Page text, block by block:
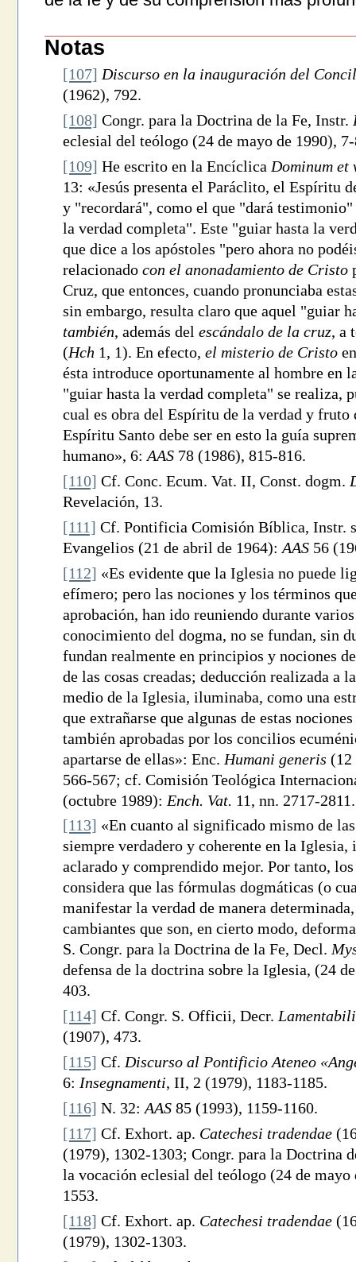
Notas
[107] Discurso en la inauguración del
(1962), 792.
[108] Congr. para la Doctrina de la Fe, Instr.
eclesial del teólogo (24 de mayo de 1990),
[109] He escrito en la Encíclica Dominum et
13: «Jesús presenta el Paráclito, el Espíritu
y "recordará", como el que "dará
la verdad completa". Este "guiar hasta la
que dice a los apóstoles "pero ahora no
relacionado con el anonadamiento de Cristo
Cruz, que entonces, cuando pronunciaba
sin embargo, resulta claro que aquel "guiar
también, además del escándalo de la cruz, a
(Hch 1, 1). En efecto, el misterio de Cristo
ésta introduce oportunamente al hombre en
"guiar hasta la verdad completa" se realiza,
cual es obra del Espíritu de la verdad y fruto
Espíritu Santo debe ser en esto la guía
humano», 6: AAS78 (1986), 815-816.
[110] Cf. Conc. Ecum. Vat. II, Const. dogm.
Revelación, 13.
[111] Cf. Pontificia Comisión Bíblica, Instr.
Evangelios (21 de abril de 1964): AAS56
[112] «Es evidente que la Iglesia no puede
efímero; pero las nociones y los términos
aprobación, han ido reuniendo durante
conocimiento del dogma, no se fundan, sin
fundan realmente en principios y nociones
de las cosas creadas; deducción realizada a
medio de la Iglesia, iluminaba, como una
que extrañarse que algunas de estas
también aprobadas por los concilios
apartarse de ellas»: Enc. Humani generis (12
566-567; cf. Comisión Teológica
(octubre 1989): Ench. Vat. 11, nn. 2717-2811.
[113] «En cuanto al significado mismo de
siempre verdadero y coherente en la
aclarado y comprendido mejor. Por tanto,
considera que las fórmulas dogmáticas (o
manifestar la verdad de manera
cambiantes que son, en cierto modo,
S. Congr. para la Doctrina de la Fe, Decl.
defensa de la doctrina sobre la Iglesia, (24
403.
[114] Cf. Congr. S. Officii, Decr. Lamentabili
(1907), 473.
[115] Cf. Discurso al Pontificio Ateneo
6: Insegnamenti, II, 2 (1979), 1183-1185.
[116] N. 32: AAS85 (1993), 1159-1160.
[117] Cf. Exhort. ap. Catechesi tradendae
(1979), 1302-1303; Congr. para la Doctrina
la vocación eclesial del teólogo (24 de
1553.
[118] Cf. Exhort. ap. Catechesi tradendae
(1979), 1302-1303.